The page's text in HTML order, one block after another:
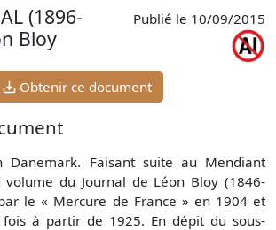
(1896-
Bloy
Publié le 10/09/2015
Obtenir ce document
Danemark. Faisant suite au Mendiant
volume du Journal de Léon Bloy (1846-
le « Mercure de France » en 1904 et
à partir de 1925. En dépit du sous-